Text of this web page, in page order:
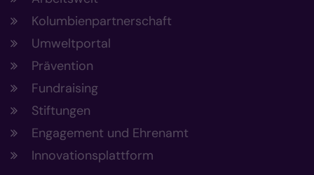
Kolumbienpartnerschaft
Umweltportal
Prävention
Fundraising
Stiftungen
Engagement und Ehrenamt
Innovationsplattform